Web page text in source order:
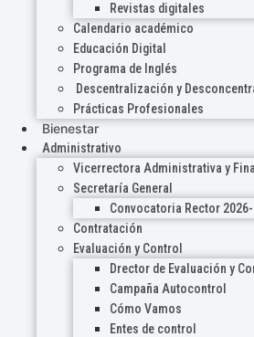
Revistas digitales
Calendario académico
Educación Digital
Programa de Inglés
Descentralización y
Prácticas Profesionales
Bienestar
Administrativo
Vicerrectora Administrativa y
Secretaría General
Convocatoria Rector
Contratación
Evaluación y Control
Drector de Evaluación y
Campaña Autocontrol
Cómo Vamos
Entes de control